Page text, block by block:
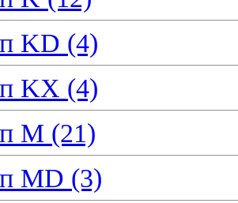
KD (4)
KX (4)
M (21)
MD (3)